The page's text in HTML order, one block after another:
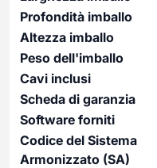
Profondità imballo
Altezza imballo
Peso dell'imballo
Cavi inclusi
Scheda di garanzia
Software forniti
Codice del Sistema
Armonizzato (SA)